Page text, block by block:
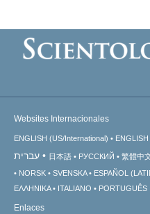
Websites Internacionales
ENGLISH (US/International)
עברית 日本語 РУССКИЙ 繁體中
NORSK
SVENSKA ESPAÑOL
ΕΛΛΗΝΙΚA
ITALIANO PORTUGUÊS
Enlaces